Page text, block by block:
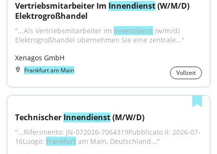
Vertriebsmitarbeiter Im Innendienst (W/M/D)
Elektrogroßhandel
"...Als Vertriebsmitarbeiter im Innendienst (w/m/d)
Elektrogroßhandel übernehmen Sie eine zentrale..."
Xenagos GmbH
Frankfurt am Main Vollzeit
Technischer Innendienst (M/W/D)
"...Riferimento: JN-072026-7064319Pubblicato il: 2026-07-
16Luogo: Frankfurt am Main, Deutschland..."